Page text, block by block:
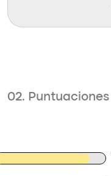
02. Puntuaciones